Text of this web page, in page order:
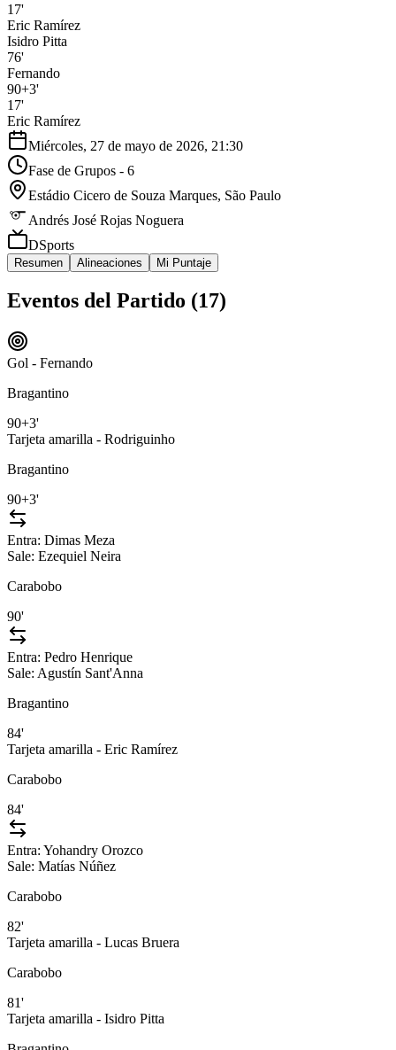
17'
Eric Ramírez
Isidro Pitta
76'
Fernando
90+3'
17'
Eric Ramírez
Miércoles, 27 de mayo de 2026, 21:30
Fase de Grupos - 6
Estádio Cicero de Souza Marques, São Paulo
Andrés José Rojas Noguera
DSports
Resumen Alineaciones Mi Puntaje
Eventos del Partido (17)
Gol - Fernando
Bragantino
90+3'
Tarjeta amarilla - Rodriguinho
Bragantino
90+3'
Entra: Dimas Meza
Sale: Ezequiel Neira
Carabobo
90'
Entra: Pedro Henrique
Sale: Agustín Sant'Anna
Bragantino
84'
Tarjeta amarilla - Eric Ramírez
Carabobo
84'
Entra: Yohandry Orozco
Sale: Matías Núñez
Carabobo
82'
Tarjeta amarilla - Lucas Bruera
Carabobo
81'
Tarjeta amarilla - Isidro Pitta